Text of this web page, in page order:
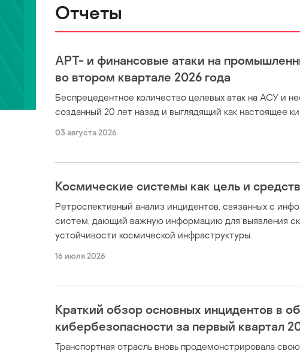
Отчеты
APT- и финансовые атаки на
во втором квартале 2026 года
Беспрецедентное количество целевых атак на АСУ и
созданный 20 лет назад и выглядящий как настоящее
03 августа 2026
Космические системы как цель и
Ретроспективный анализ инцидентов, связанных с
систем, дающий важную информацию для выявления
устойчивости космической инфраструктуры.
16 июля 2026
Краткий обзор основных инцидентов в
кибербезопасности за первый квартал
Транспортная отрасль вновь продемонстрировала